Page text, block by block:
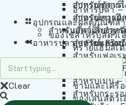
อาหารปลา –
อุปกรณและผลิตภัณฑ์สำ
ของใช้สำหรับสัตว์เ
ทรายแฮมสเ
ทรายแมว –
ห้องน้ำสัตว์
ชามและเครื่
ของเล่นสัตว์
อุปกรณ์ตัดแต่
อุปกรณ์การฝึ
แก็ดเจ็ตสำห
อุปกรณ์เสริม
สำหรับชูการ์
สำหรับหนูแก
สำหรับสัตว์เลี้ยงลูก
สำหรับแฮมส
สำหรับเฟอเร
สำหรับหนู –
สำหรับเม่น –
สำหรับกระร
อาหารปลา – Fish Food
Clear